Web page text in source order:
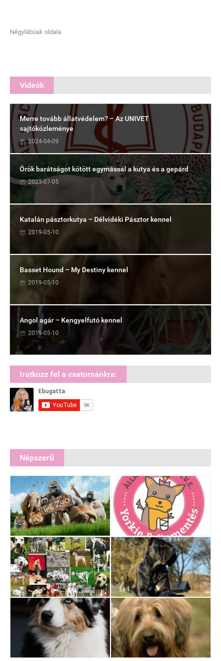
Négylábúak oldala
Videók
Merre tovább állatvédelem? – Az UNIVET
sajtóközleménye
2024-04-09
Örök barátságot kötött egymással a kutya és a gepárd
2023-07-05
Katalán pásztorkutya – Délvidéki Pásztor kennel
2019-05-10
Basset Hound – My Destiny kennel
2019-05-10
Angol agár – Kengyelfutó kennel
2019-05-10
Iratkozz fel a csatornánkra:
Népszerű